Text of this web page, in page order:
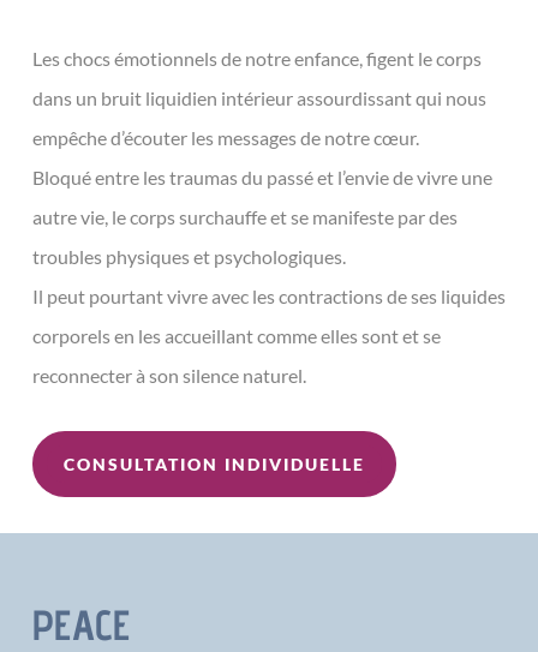
Les chocs émotionnels de notre enfance, figent le corps
dans un bruit liquidien intérieur assourdissant qui nous
empêche d’écouter les messages de notre cœur.
Bloqué entre les traumas du passé et l’envie de vivre une
autre vie, le corps surchauffe et se manifeste par des
troubles physiques et psychologiques.
Il peut pourtant vivre avec les contractions de ses liquides
corporels en les accueillant comme elles sont et se
reconnecter à son silence naturel.
CONSULTATION INDIVIDUELLE
PEACE